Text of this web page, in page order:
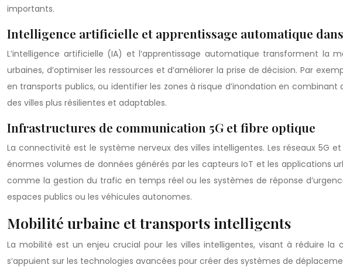
importants.
Intelligence artificielle et apprentissage automatique
L’intelligence artificielle (IA) et l’apprentissage automatique transforment
urbaines, d’optimiser les ressources et d’améliorer la prise de décision. Par
en transports publics, ou identifier les zones à risque d’inondation en
des villes plus résilientes et adaptables.
Infrastructures de communication 5G et fibre optique
La connectivité est le système nerveux des villes intelligentes. Les réseaux
énormes volumes de données générés par les capteurs IoT et les
comme la gestion du trafic en temps réel ou les systèmes de réponse
espaces publics ou les véhicules autonomes.
Mobilité urbaine et transports intelligents
La mobilité est un enjeu crucial pour les villes intelligentes, visant à réduire la
s’appuient sur les technologies avancées pour créer des systèmes de